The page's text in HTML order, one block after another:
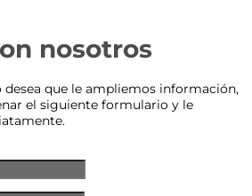
nosotros
desea que le ampliemos información,
el siguiente formulario y le